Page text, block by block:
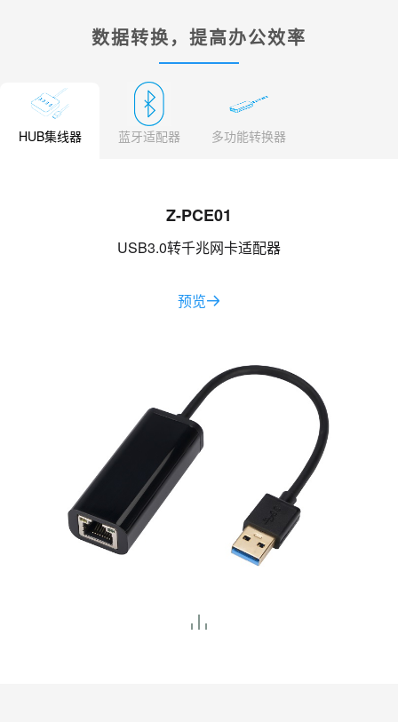
数据转换，提高办公效率
HUB集线器 蓝牙适配器 多功能转换器
Z-PCE01
USB3.0转千兆网卡适配器
预览